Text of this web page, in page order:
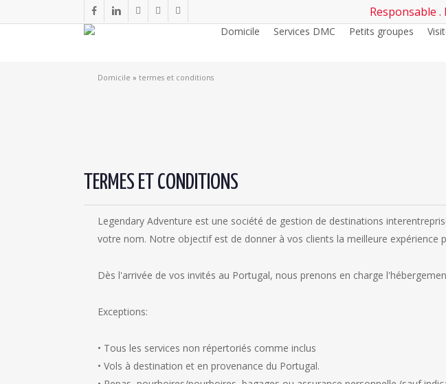
au
Facebook
lié Youtubetéléphoner
e-
Responsable
Domicile Services DMC Petits groupes
Domicile » termes et conditions
TERMES ET CONDITIONS
Legendary Adventure est une société de gestion de destinations
votre nom. Notre objectif est de donner à vos clients la meilleure expérience
Dès l'arrivée de vos invités au Portugal, nous prenons en charge
Exceptions:
• Tous les services non répertoriés comme inclus
• Vols à destination et en provenance du Portugal.